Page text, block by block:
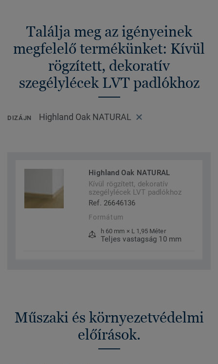
Találja meg az igényeinek
megfelelő termékünket: Kívül
rögzített, dekoratív
szegélylécek LVT padlókhoz
DIZÁJN Highland Oak NATURAL
Highland Oak NATURAL
Kívül rögzített, dekoratív
szegélylécek LVT padlókhoz
Ref. 26646136
Formátum
h 60 mm × L 1,95 Méter
Teljes vastagság 10 mm
Műszaki és környezetvédelmi
előírások.